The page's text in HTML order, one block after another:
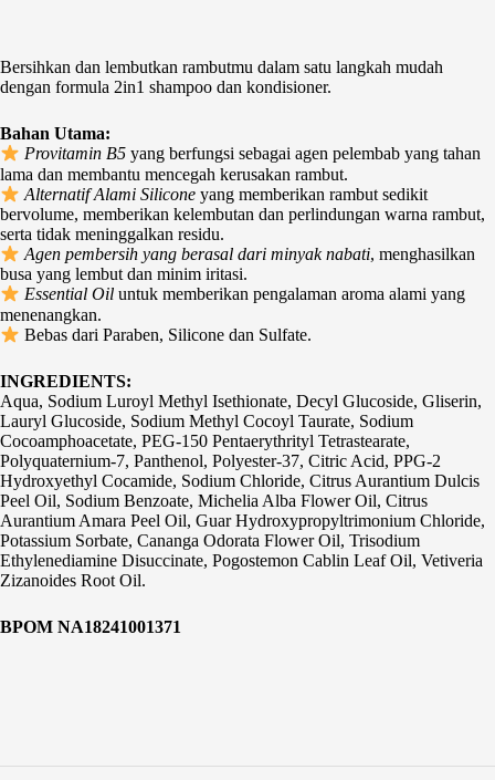
Bersihkan dan lembutkan rambutmu dalam satu langkah mudah
dengan formula 2in1 shampoo dan kondisioner.
Bahan Utama:
Provitamin B5 yang berfungsi sebagai agen pelembab yang tahan
lama dan membantu mencegah kerusakan rambut.
Alternatif Alami Silicone yang memberikan rambut sedikit
bervolume, memberikan kelembutan dan perlindungan warna rambut,
serta tidak meninggalkan residu.
Agen pembersih yang berasal dari minyak nabati, menghasilkan
busa yang lembut dan minim iritasi.
Essential Oil untuk memberikan pengalaman aroma alami yang
menenangkan.
Bebas dari Paraben, Silicone dan Sulfate.
INGREDIENTS:
Aqua, Sodium Luroyl Methyl Isethionate, Decyl Glucoside, Gliserin,
Lauryl Glucoside, Sodium Methyl Cocoyl Taurate, Sodium
Cocoamphoacetate, PEG-150 Pentaerythrityl Tetrastearate,
Polyquaternium-7, Panthenol, Polyester-37, Citric Acid, PPG-2
Hydroxyethyl Cocamide, Sodium Chloride, Citrus Aurantium Dulcis
Peel Oil, Sodium Benzoate, Michelia Alba Flower Oil, Citrus
Aurantium Amara Peel Oil, Guar Hydroxypropyltrimonium Chloride,
Potassium Sorbate, Cananga Odorata Flower Oil, Trisodium
Ethylenediamine Disuccinate, Pogostemon Cablin Leaf Oil, Vetiveria
Zizanoides Root Oil.
BPOM NA18241001371